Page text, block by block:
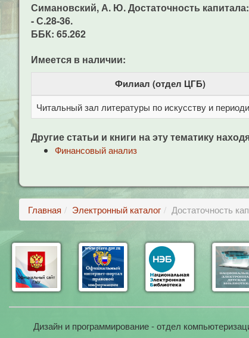
Симановский, А. Ю. Достаточность
- С.28-36.
ББК: 65.262
Имеется в наличии:
Филиал (отдел ЦГБ)
Читальный зал литературы по искусству и
Другие статьи и книги на эту тематику
Финансовый анализ
Главная Электронный каталог Достаточность
Дизайн и программирование - отдел